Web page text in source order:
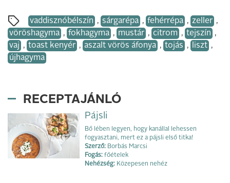
vaddisznóbélszín , sárgarépa , fehérrépa , zeller ,
vöröshagyma , fokhagyma , mustár , citrom , tejszín ,
vaj , toast kenyér , aszalt vörös áfonya , tojás , liszt ,
újhagyma
RECEPTAJÁNLÓ
Pájsli
Bő lében legyen, hogy kanállal lehessen
fogyasztani, mert ez a pájsli első titka!
Szerző: Borbás Marcsi
Fogás: főételek
Nehézség: Közepesen nehéz